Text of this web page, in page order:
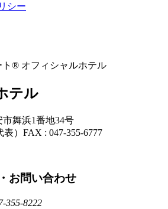
シー
® オフィシャルホテル
テル
市舞浜1番地34号
） FAX : 047-355-6777
お問い合わせ
355-8222